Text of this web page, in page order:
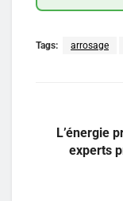
Tags: arrosage
L’énergie
experts